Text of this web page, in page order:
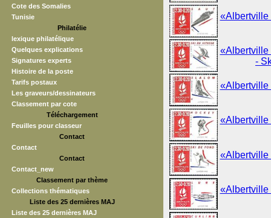
Cote des Somalies
Tunisie
Philatélie
lexique philatélique
Quelques explications
Signatures experts
Histoire de la poste
Tarifs postaux
Les graveurs/dessinateurs
Classement par cote
Téléchargement
Feuilles pour classeur
Contact
Contact
Contact
Contact_new
Classement par thème
Collections thématiques
Liste des 25 dernières MAJ
Liste des 25 dernières MAJ
«Albertville
«Albertville
-
«Albertville
«Albertville
«Albertville
«Albertville